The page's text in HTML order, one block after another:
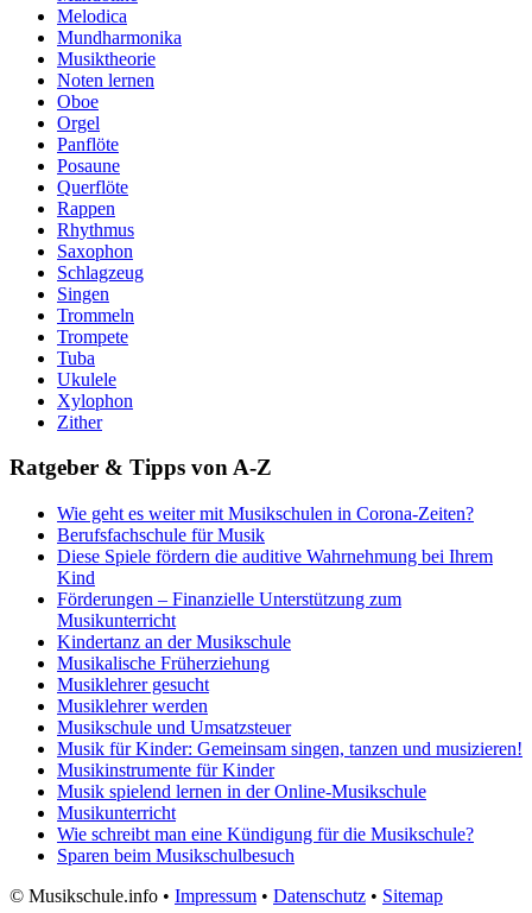
Melodica
Mundharmonika
Musiktheorie
Noten lernen
Oboe
Orgel
Panflöte
Posaune
Querflöte
Rappen
Rhythmus
Saxophon
Schlagzeug
Singen
Trommeln
Trompete
Tuba
Ukulele
Xylophon
Zither
Ratgeber & Tipps von A-Z
Wie geht es weiter mit Musikschulen in Corona-Zeiten?
Berufsfachschule für Musik
Diese Spiele fördern die auditive Wahrnehmung bei Ihrem
Kind
Förderungen – Finanzielle Unterstützung zum
Musikunterricht
Kindertanz an der Musikschule
Musikalische Früherziehung
Musiklehrer gesucht
Musiklehrer werden
Musikschule und Umsatzsteuer
Musik für Kinder: Gemeinsam singen, tanzen und musizieren!
Musikinstrumente für Kinder
Musik spielend lernen in der Online-Musikschule
Musikunterricht
Wie schreibt man eine Kündigung für die Musikschule?
Sparen beim Musikschulbesuch
© Musikschule.info • Impressum • Datenschutz • Sitemap